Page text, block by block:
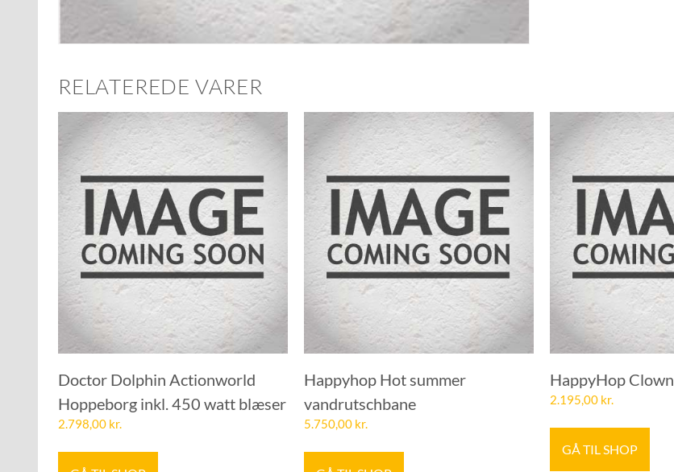
RELATEREDE VARER
Doctor Dolphin Actionworld
Hoppeborg inkl. 450 watt blæser
2.798,00 kr.
Happyhop Hot summer
vandrutschbane
5.750,00 kr.
HappyHop Clown
2.195,00 kr.
GÅ TIL SHOP